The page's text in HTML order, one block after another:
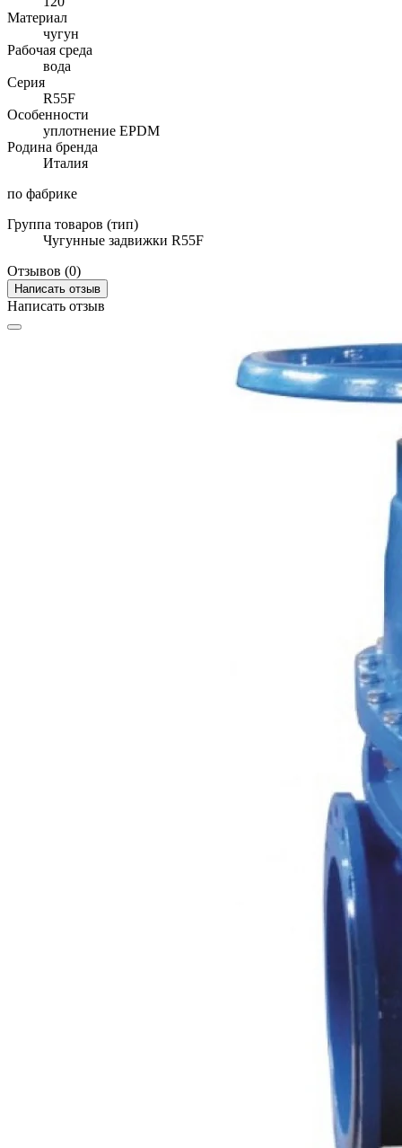
Материал
чугун
Рабочая среда
вода
Серия
R55F
Особенности
уплотнение EPDM
Родина бренда
Италия
по фабрике
Группа товаров (тип)
Чугунные задвижки R55F
Отзывов (0)
Написать отзыв
Написать отзыв